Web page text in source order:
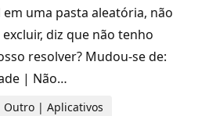
uma pasta aleatória, não
diz que não tenho
resolver? Mudou-se de:
| Não…
Outro | Aplicativos